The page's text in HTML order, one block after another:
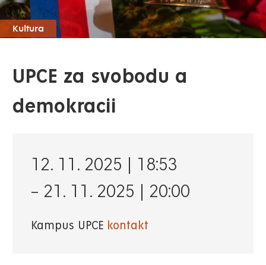
Kultura
UPCE za svobodu a
demokracii
12. 11. 2025 | 18:53
– 21. 11. 2025 | 20:00
Kampus UPCE kontakt